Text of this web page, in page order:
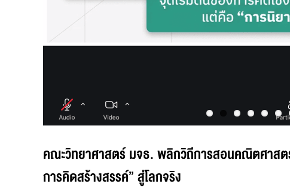
คณะวิทยาศาสตร์ มจธ. พลิกวิถีการสอนคณิตศาสตร์
การคิดสร้างสรรค์” สู่โลกจริง